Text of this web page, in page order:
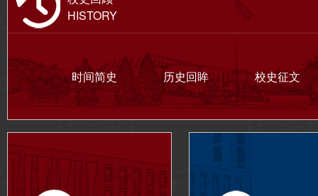
HISTORY
时间简史 历史回眸 校史征文